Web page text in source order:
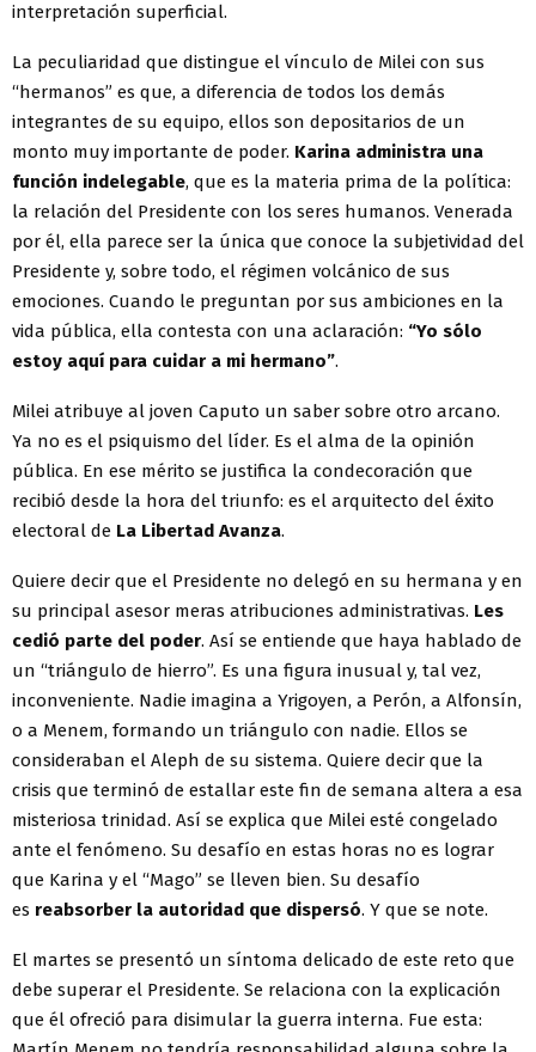
interpretación superficial.
La peculiaridad que distingue el vínculo de Milei con sus
“hermanos” es que, a diferencia de todos los demás
integrantes de su equipo, ellos son depositarios de un
monto muy importante de poder. Karina administra una
función indelegable, que es la materia prima de la política:
la relación del Presidente con los seres humanos. Venerada
por él, ella parece ser la única que conoce la subjetividad del
Presidente y, sobre todo, el régimen volcánico de sus
emociones. Cuando le preguntan por sus ambiciones en la
vida pública, ella contesta con una aclaración: “Yo sólo
estoy aquí para cuidar a mi hermano”.
Milei atribuye al joven Caputo un saber sobre otro arcano.
Ya no es el psiquismo del líder. Es el alma de la opinión
pública. En ese mérito se justifica la condecoración que
recibió desde la hora del triunfo: es el arquitecto del éxito
electoral de La Libertad Avanza.
Quiere decir que el Presidente no delegó en su hermana y en
su principal asesor meras atribuciones administrativas. Les
cedió parte del poder. Así se entiende que haya hablado de
un “triángulo de hierro”. Es una figura inusual y, tal vez,
inconveniente. Nadie imagina a Yrigoyen, a Perón, a Alfonsín,
o a Menem, formando un triángulo con nadie. Ellos se
consideraban el Aleph de su sistema. Quiere decir que la
crisis que terminó de estallar este fin de semana altera a esa
misteriosa trinidad. Así se explica que Milei esté congelado
ante el fenómeno. Su desafío en estas horas no es lograr
que Karina y el “Mago” se lleven bien. Su desafío
es reabsorber la autoridad que dispersó. Y que se note.
El martes se presentó un síntoma delicado de este reto que
debe superar el Presidente. Se relaciona con la explicación
que él ofreció para disimular la guerra interna. Fue esta: